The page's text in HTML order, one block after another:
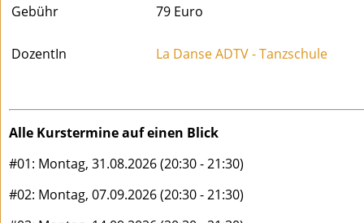
Gebühr
79 Euro
DozentIn La Danse ADTV - Tanzschule
Alle Kurstermine auf einen Blick
#01: Montag, 31.08.2026 (20:30 - 21:30)
#02: Montag, 07.09.2026 (20:30 - 21:30)